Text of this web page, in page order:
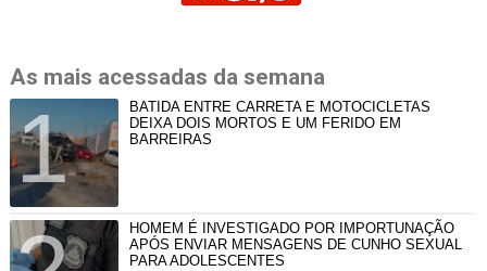
As mais acessadas da semana
BATIDA ENTRE CARRETA E MOTOCICLETAS
DEIXA DOIS MORTOS E UM FERIDO EM
BARREIRAS
HOMEM É INVESTIGADO POR IMPORTUNAÇÃO
APÓS ENVIAR MENSAGENS DE CUNHO SEXUAL
PARA ADOLESCENTES